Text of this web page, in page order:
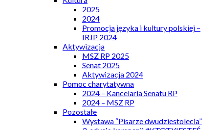
2025
2024
Promocja języka i kultury polskiej –
IRJP 2024
Aktywizacja
MSZ RP 2025
Senat 2025
Aktywizacja 2024
Pomoc charytatywna
2024 – Kancelaria Senatu RP
2024 – MSZ RP
Pozostałe
Wystawa “Pisarze dwudziestolecia”